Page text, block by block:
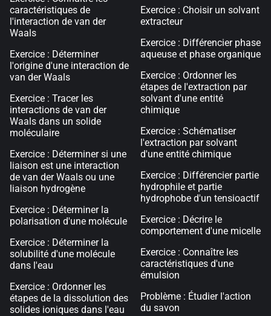
caractéristiques de
l'interaction de van der
Waals
Exercice : Déterminer
l'origine d'une interaction de
van der Waals
Exercice : Tracer les
interactions de van der
Waals dans un solide
moléculaire
Exercice : Déterminer si une
liaison est une interaction
de van der Waals ou une
liaison hydrogène
Exercice : Déterminer la
polarisation d'une molécule
Exercice : Déterminer la
solubilité d'une molécule
dans l'eau
Exercice : Ordonner les
étapes de la dissolution des
solides ioniques dans l'eau
Exercice : Choisir un solvant
extracteur
Exercice : Différencier phase
aqueuse et phase organique
Exercice : Ordonner les
étapes de l'extraction par
solvant d'une entité
chimique
Exercice : Schématiser
l'extraction par solvant
d'une entité chimique
Exercice : Différencier partie
hydrophile et partie
hydrophobe d'un tensioactif
Exercice : Décrire le
comportement d'une micelle
Exercice : Connaître les
caractéristiques d'une
émulsion
Problème : Étudier l'action
du savon